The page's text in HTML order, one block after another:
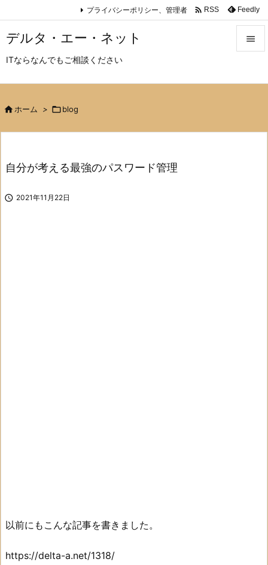
デルタ・エー・ネット
ITならなんでもご相談ください

プライバシーポリシー、管理者  RSS Feedly
 ホーム > blog
自分が考える最強のパスワード管理
 2021年11月22日
以前にもこんな記事を書きました。
https://delta-a.net/1318/